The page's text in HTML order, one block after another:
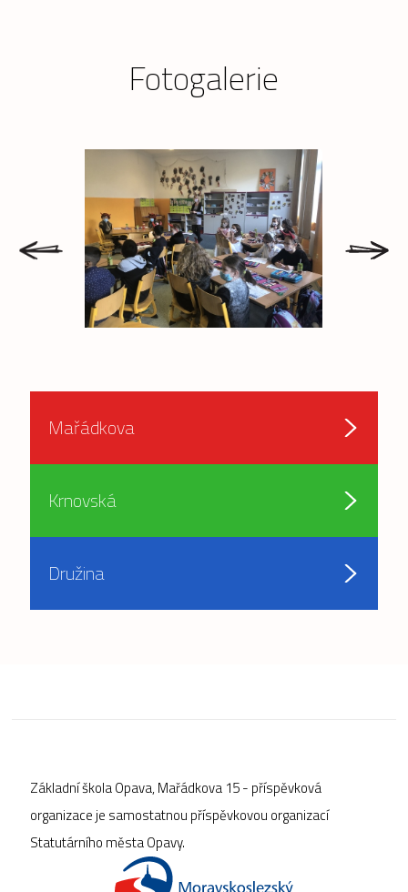
Fotogalerie
Mařádkova
Krnovská
Družina
Základní škola Opava, Mařádkova 15 - příspěvková
organizace je samostatnou příspěvkovou organizací
Statutárního města Opavy.